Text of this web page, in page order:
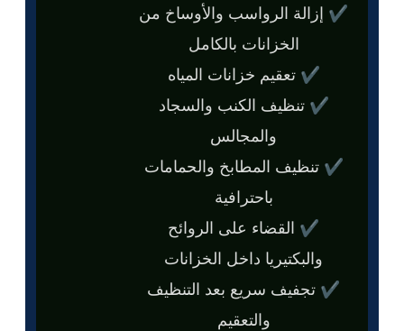
✔ إزالة الرواسب والأوساخ من
الخزانات بالكامل
✔ تعقيم خزانات المياه
✔ تنظيف الكنب والسجاد
والمجالس
✔ تنظيف المطابخ والحمامات
باحترافية
✔ القضاء على الروائح
والبكتيريا داخل الخزانات
✔ تجفيف سريع بعد التنظيف
والتعقيم